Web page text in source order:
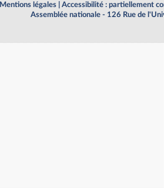
Mentions légales
Accessibilité : partiellement
Assemblée nationale - 126 Rue de